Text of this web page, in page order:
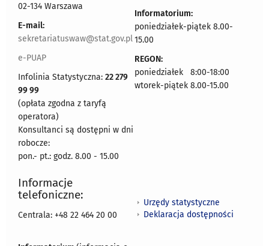
02-134 Warszawa
E-mail:
sekretariatuswaw@stat.gov.pl
e-PUAP
Infolinia Statystyczna: 22 279
99 99
(opłata zgodna z taryfą
operatora)
Konsultanci są dostępni w dni
robocze:
pon.- pt.: godz. 8.00 - 15.00
Informatorium:
poniedziałek-piątek 8.00-
15.00
REGON:
poniedziałek 8:00-18:00
wtorek-piątek 8.00-15.00
Informacje
telefoniczne:
Centrala: +48 22 464 20 00
Urzędy statystyczne
Deklaracja dostępności